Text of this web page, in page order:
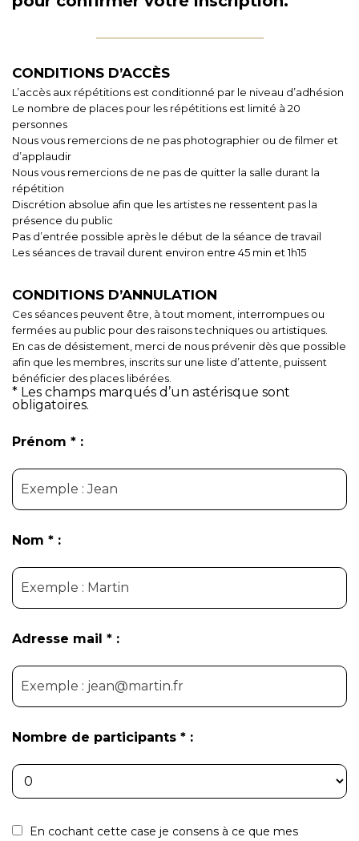
CONDITIONS D’ACCÈS
L’accès aux répétitions est conditionné par le niveau d’adhésion
Le nombre de places pour les répétitions est limité à 20
personnes
Nous vous remercions de ne pas photographier ou de filmer et
d’applaudir
Nous vous remercions de ne pas de quitter la salle durant la
répétition
Discrétion absolue afin que les artistes ne ressentent pas la
présence du public
Pas d’entrée possible après le début de la séance de travail
Les séances de travail durent environ entre 45 min et 1h15
CONDITIONS D’ANNULATION
Ces séances peuvent être, à tout moment, interrompues ou
fermées au public pour des raisons techniques ou artistiques.
En cas de désistement, merci de nous prévenir dès que possible
afin que les membres, inscrits sur une liste d’attente, puissent
bénéficier des places libérées.
* Les champs marqués d’un astérisque sont
obligatoires.
Prénom * :
Nom * :
Adresse mail * :
Nombre de participants * :
En cochant cette case je consens à ce que mes